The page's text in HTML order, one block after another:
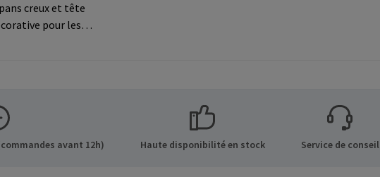
creux et tête
pour les
E-Mail:
avant 12h) Haute disponibilité en stock Service de conseil